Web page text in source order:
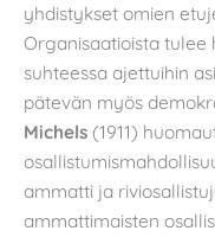
yhdistykset omien
Organisaatioista tulee
suhteessa ajettuihin
pätevän myös
Michels (1911)
ammatti ja
ammattimaisten